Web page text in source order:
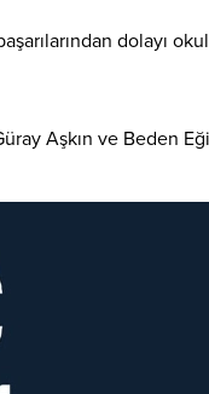
dolayı
Aşkın ve Beden